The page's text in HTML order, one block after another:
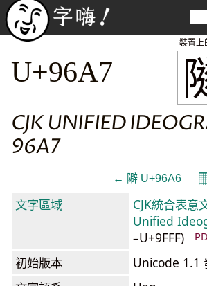
裝置上
U+96A7
CJK UNIFIED
96A7
← 隦 U+96A6
文字區域
CJK統合表意
Unified
–U+9FFF)
初始版本
Unicode 1.1